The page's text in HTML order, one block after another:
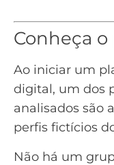
Conheça
Ao iniciar um
digital, um dos
analisados são
perfis fictícios
Não há um